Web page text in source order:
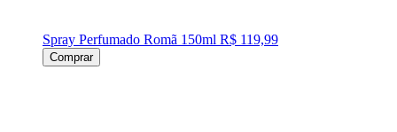
Spray Perfumado Romã 150ml R$ 119,99
Comprar